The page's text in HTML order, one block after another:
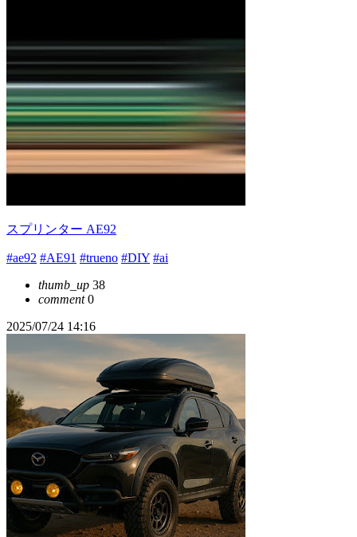
スプリンター AE92
#ae92 #AE91 #trueno #DIY #ai
thumb_up 38
comment0
2025/07/24 14:16